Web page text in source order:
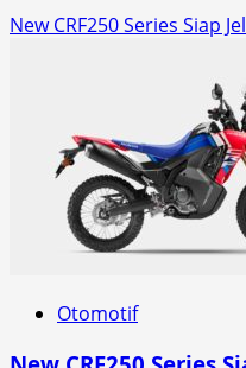
New CRF250 Series Siap
Otomotif